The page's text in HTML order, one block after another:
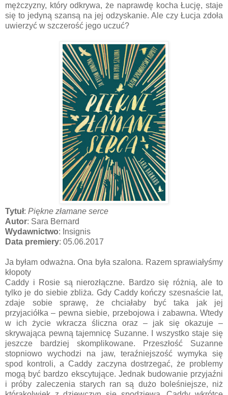
mężczyzny, który odkrywa, że naprawdę kocha Łucję, staje
się to jedyną szansą na jej odzyskanie. Ale czy Łucja zdoła
uwierzyć w szczerość jego uczuć?
Tytuł: Piękne złamane serce
Autor: Sara Bernard
Wydawnictwo: Insignis
Data premiery: 05.06.2017
Ja byłam odważna. Ona była szalona. Razem sprawiałyśmy
kłopoty
Caddy i Rosie są nierozłączne. Bardzo się różnią, ale to
tylko je do siebie zbliża. Gdy Caddy kończy szesnaście lat,
zdaje sobie sprawę, że chciałaby być taka jak jej
przyjaciółka – pewna siebie, przebojowa i zabawna. Wtedy
w ich życie wkracza śliczna oraz – jak się okazuje –
skrywająca pewną tajemnicę Suzanne. I wszystko staje się
jeszcze bardziej skomplikowane. Przeszłość Suzanne
stopniowo wychodzi na jaw, teraźniejszość wymyka się
spod kontroli, a Caddy zaczyna dostrzegać, że problemy
mogą być bardzo ekscytujące. Jednak budowanie przyjaźni
i próby zaleczenia starych ran są dużo boleśniejsze, niż